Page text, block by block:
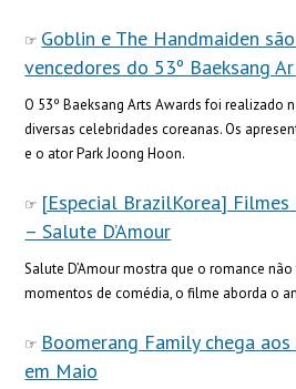
Goblin e The Handmaiden
vencedores do 53º Baeksang
O 53º Baeksang Arts Awards foi realizado
diversas celebridades coreanas. Os
e o ator Park Joong Hoon.
[Especial BrazilKorea]
– Salute D’Amour
Salute D’Amour mostra que o romance
momentos de comédia, o filme aborda o
Boomerang Family chega
em Maio